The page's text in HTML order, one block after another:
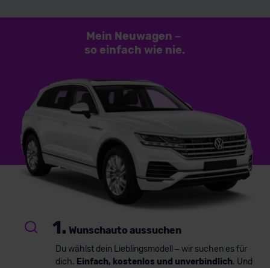
Mein Neuwagen –
so einfach wie nie.
1. Wunschauto aussuchen
Du wählst dein Lieblingsmodell – wir suchen es für
dich. Einfach, kostenlos und unverbindlich. Und